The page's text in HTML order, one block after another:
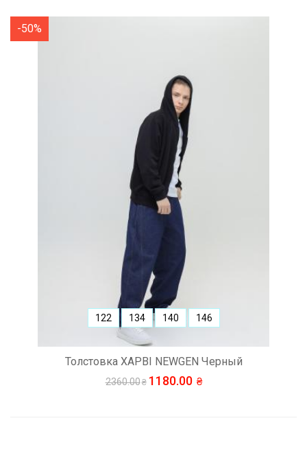
-50%
Толстовка ХАРВІ NEWGEN Черный
2360.00 1180.00
122 134 140 146